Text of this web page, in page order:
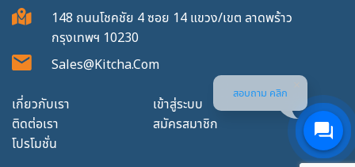
148 ถนนโชคชัย 4 ซอย 14 แขวง/เขต ลาดพร้าว
กรุงเทพฯ 10230
Sales@kitcha.com
เกี่ยวกับเรา
ติดต่อเรา
โปรโมชั่น
เข้าสู่ระบบ
สมัครสมาชิก
สอบถาม คลิก